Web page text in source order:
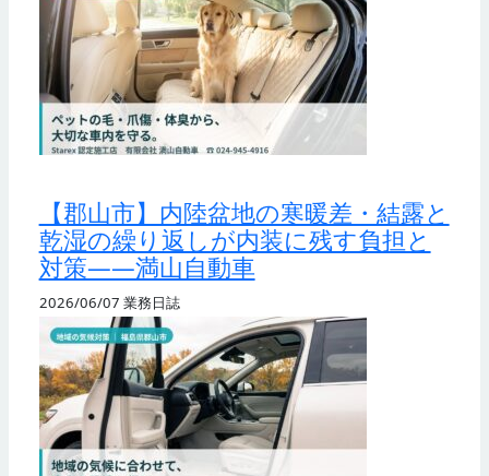
【郡山市】内陸盆地の寒暖差・結露と
乾湿の繰り返しが内装に残す負担と
対策——満山自動車
2026/06/07 業務日誌